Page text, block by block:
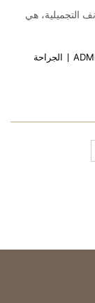
التجميلية، هي
الجراحة